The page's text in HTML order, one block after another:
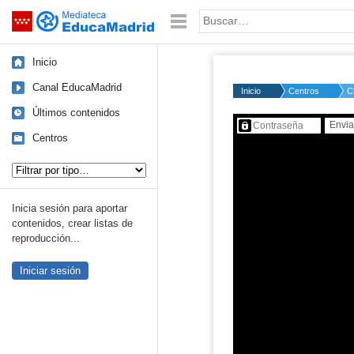
Saltar navegación Palabra o frase:
Inicio
Canal EducaMadrid
Últimos contenidos
Centros
Inicia sesión para aportar
contenidos, crear listas de
reproducción...
Iniciar sesión
Inicio Centros
Contenido protegido…